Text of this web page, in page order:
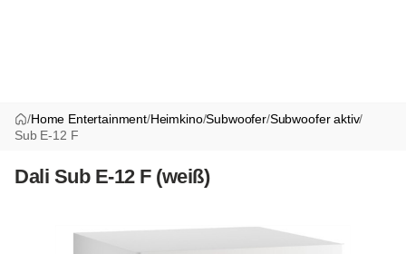
/Home Entertainment/Heimkino/Subwoofer/Subwoofer aktiv/
Sub E-12 F
Dali Sub E-12 F (weiß)